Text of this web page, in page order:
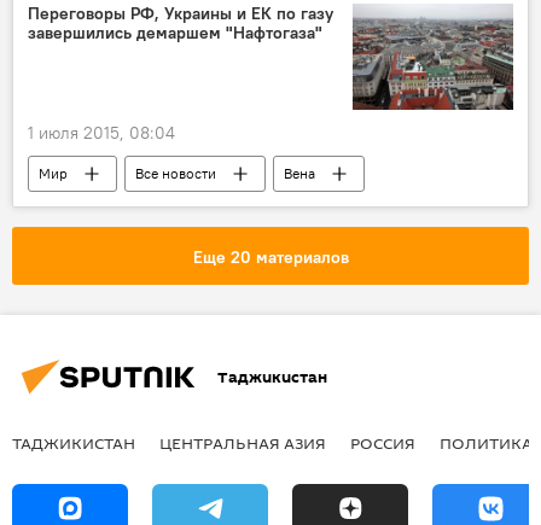
газ
"Газпром"
Переговоры РФ, Украины и ЕК по газу
завершились демаршем "Нафтогаза"
1 июля 2015, 08:04
Мир Все новости
Вена
Украина
Россия
переговоры
Еще 20 материалов
Таджикистан
ТАДЖИКИСТАН ЦЕНТРАЛЬНАЯ АЗИЯ РОССИЯ ПОЛИТИКА